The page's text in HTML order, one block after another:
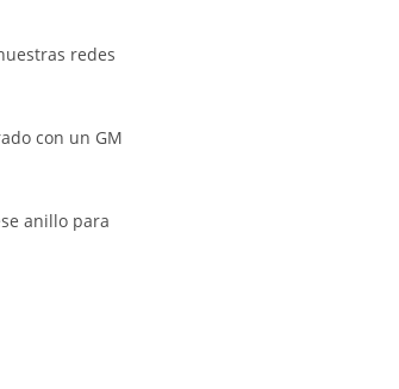
redes
con un GM
anillo para